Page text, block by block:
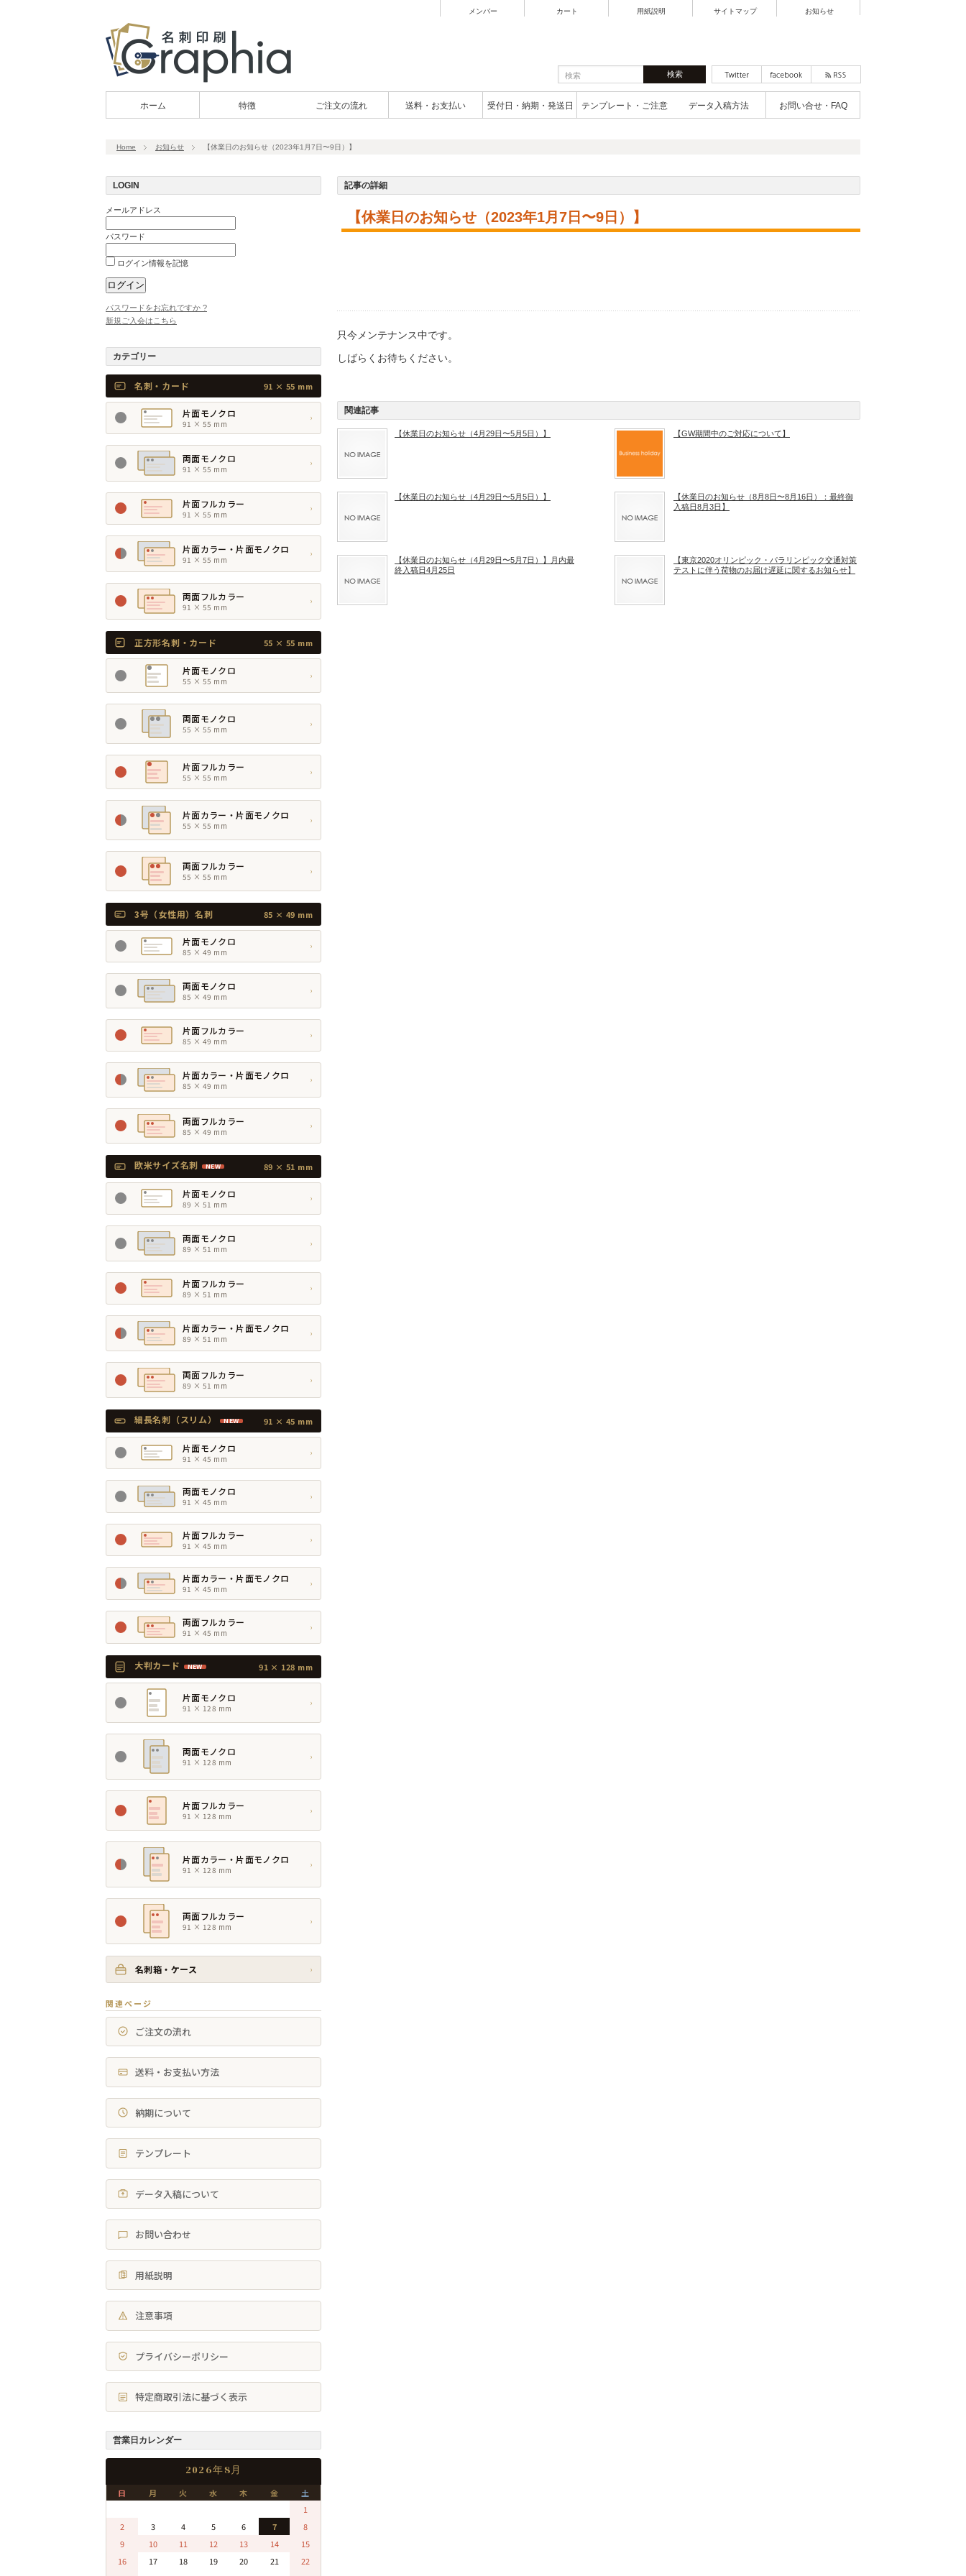
メンバー カート 用紙説明 サイトマップ お知らせ
ホーム 特徴 ご注文の流れ 送料・お支払い 受付日・納期・発送日 テンプレート・ご注意 データ入稿方法 お問い合せ・FAQ
Home お知らせ 【休業日のお知らせ（2023年1月7日〜9日）】
記事の詳細
【休業日のお知らせ（2023年1月7日〜9日）】
只今メンテナンス中です。
しばらくお待ちください。
関連記事
【休業日のお知らせ（4月29日〜5月5日）】 【GW期間中のご対応について】
【休業日のお知らせ（4月29日〜5月5日）】
【休業日のお知らせ（8月8日〜8月16日）：最終御
入稿日8月3日】
【休業日のお知らせ（4月29日〜5月7日）】月内最
終入稿日4月25日
【東京2020オリンピック・パラリンピック交通対策
テストに伴う荷物のお届け遅延に関するお知らせ】
LOGIN
メールアドレス
パスワード
ログイン情報を記憶
パスワードをお忘れですか ?
新規ご入会はこちら
カテゴリー
名刺・カード 91 × 55 mm
片面モノクロ
91 × 55 mm
›
両面モノクロ
91 × 55 mm
›
片面フルカラー
91 × 55 mm
›
片面カラー・片面モノクロ
91 × 55 mm
›
両面フルカラー
91 × 55 mm
›
正方形名刺・カード 55 × 55 mm
片面モノクロ
55 × 55 mm
›
両面モノクロ
55 × 55 mm
›
片面フルカラー
55 × 55 mm
›
片面カラー・片面モノクロ
55 × 55 mm
›
両面フルカラー
55 × 55 mm
›
3号（女性用）名刺 85 × 49 mm
片面モノクロ
85 × 49 mm
›
両面モノクロ
85 × 49 mm
›
片面フルカラー
85 × 49 mm
›
片面カラー・片面モノクロ
85 × 49 mm
›
両面フルカラー
85 × 49 mm
›
欧米サイズ名刺 NEW 89 × 51 mm
片面モノクロ
89 × 51 mm
›
両面モノクロ
89 × 51 mm
›
片面フルカラー
89 × 51 mm
›
片面カラー・片面モノクロ
89 × 51 mm
›
両面フルカラー
89 × 51 mm
›
細長名刺（スリム） NEW 91 × 45 mm
片面モノクロ
91 × 45 mm
›
両面モノクロ
91 × 45 mm
›
片面フルカラー
91 × 45 mm
›
片面カラー・片面モノクロ
91 × 45 mm
›
両面フルカラー
91 × 45 mm
›
大判カード NEW 91 × 128 mm
片面モノクロ
91 × 128 mm
›
両面モノクロ
91 × 128 mm
›
片面フルカラー
91 × 128 mm
›
片面カラー・片面モノクロ
91 × 128 mm
›
両面フルカラー
91 × 128 mm
›
名刺箱・ケース ›
関連ページ
ご注文の流れ
送料・お支払い方法
納期について
テンプレート
データ入稿について
お問い合わせ
用紙説明
注意事項
プライバシーポリシー
特定商取引法に基づく表示
営業日カレンダー
2026年8月
日 月 火 水 木 金
土
1
2
3 4 5 6 7
8
9
10 11 12 13 14
15
16
17 18 19 20 21
22